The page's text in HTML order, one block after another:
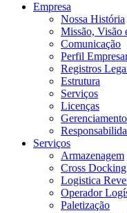
Empresa
Nossa História
Missão, Visão
Comunicação
Perfil
Registros
Estrutura
Serviços
Licenças
Serviços
Armazenagem
Cross Docking
Logistica
Operador
Paletização